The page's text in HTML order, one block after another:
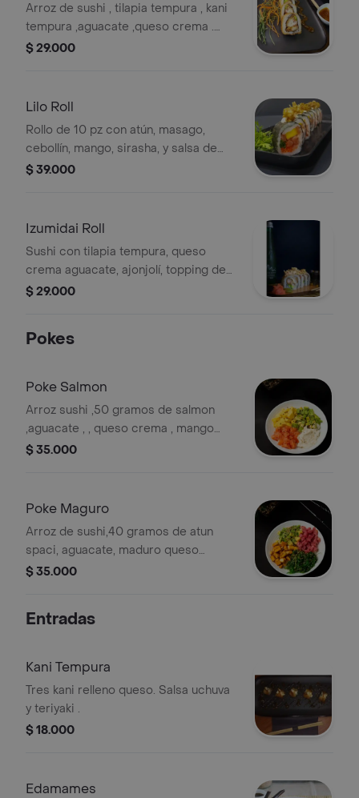
Arroz de sushi , tilapia tempura , kani
tempura ,aguacate ,queso crema .
Temurizado , salsa uchuva .
$ 29.000
Lilo Roll
Rollo de 10 pz con atún, masago,
cebollín, mango, sirasha, y salsa de
dragón, alcaparra fritas .
$ 39.000
Izumidai Roll
Sushi con tilapia tempura, queso
crema aguacate, ajonjolí, topping de
$ 29.000
Pokes
Poke Salmon
Arroz sushi ,50 gramos de salmon
,aguacate , , queso crema , mango
,ajonjoli. salsa de soya .
$ 35.000
Poke Maguro
Arroz de sushi,40 gramos de atun
spaci, aguacate, maduro queso
$ 35.000
Entradas
Kani Tempura
Tres kani relleno queso. Salsa uchuva
y teriyaki .
$ 18.000
Edamames